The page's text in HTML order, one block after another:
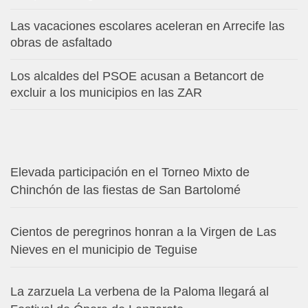
Las vacaciones escolares aceleran en Arrecife las
obras de asfaltado
Los alcaldes del PSOE acusan a Betancort de
excluir a los municipios en las ZAR
Elevada participación en el Torneo Mixto de
Chinchón de las fiestas de San Bartolomé
Cientos de peregrinos honran a la Virgen de Las
Nieves en el municipio de Teguise
La zarzuela La verbena de la Paloma llegará al